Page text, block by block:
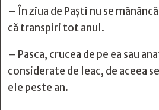
– În ziua de Paşti nu se
că transpiri tot anul.
– Pasca, crucea de pe ea sau
considerate de leac, de aceea
ele peste an.